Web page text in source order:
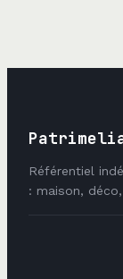
Référentiel
: maison,